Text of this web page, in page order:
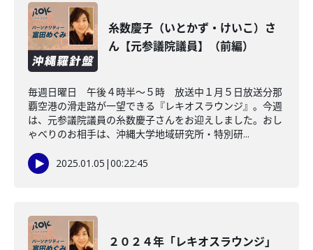
糸数慶子（いとかず・けいこ）さ
ん【元参議院議員】（前編）
毎週日曜日 午後４時半～５時 放送中１月５日放送分那
覇空港の滑走路が一望できる『レキオスラウンジ』。今週
は、元参議院議員の糸数慶子さんをお迎えしました。おし
ゃべりのお相手は、沖縄大学地域研究所・特別研...
2025.01.05 |00:22:45
２０２４年「レキオスラウンジ」